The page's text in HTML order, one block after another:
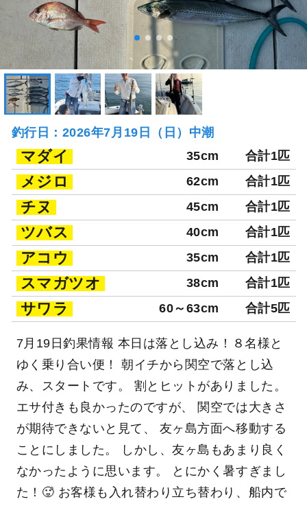
釣行日：2026年7月19日（日）中潮
マダイ 35cm 合計1匹
メジロ 62cm 合計1匹
チヌ 45cm 合計1匹
ツバス 40cm 合計1匹
アコウ 35cm 合計1匹
スマガツオ 38cm 合計1匹
サワラ 60～63cm 合計5匹
7月19日釣果情報 本日は落とし込み！８名様と
ゆく乗り合い便！ 朝イチから関空で落とし込
み、スタートです。 割とヒットがありました。
エサ付きも良かったのですが、 関空では大きさ
が期待できないと見て、 友ヶ島方面へ移動する
ことにしました。 しかし、友ヶ島もあまり良く
なかったように思います。 とにかく暑すぎまし
た！🥵 お客様も入れ替わり立ち替わり、船内で